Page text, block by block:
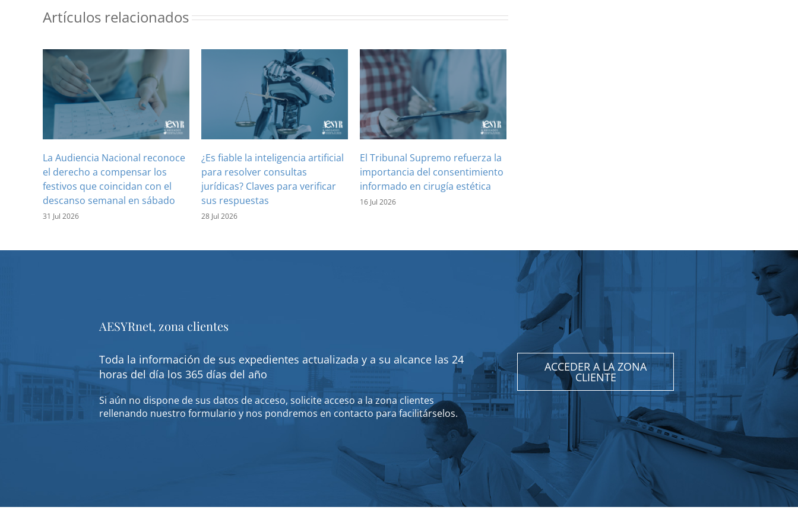
Artículos relacionados
La Audiencia Nacional reconoce
el derecho a compensar los
festivos que coincidan con el
descanso semanal en sábado
31 Jul 2026
¿Es fiable la inteligencia artificial
para resolver consultas
jurídicas? Claves para verificar
sus respuestas
28 Jul 2026
El Tribunal Supremo refuerza la
importancia del consentimiento
informado en cirugía estética
16 Jul 2026
AESYRnet, zona clientes
Toda la información de sus expedientes actualizada y a su alcance las 24
horas del día los 365 días del año
Si aún no dispone de sus datos de acceso, solicite acceso a la zona clientes
rellenando nuestro formulario y nos pondremos en contacto para facilitárselos.
ACCEDER A LA ZONA
CLIENTE